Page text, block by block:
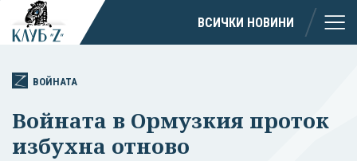
ВСИЧКИ НОВИНИ
ВОЙНАТА
Войната в Ормузкия проток
избухна отново